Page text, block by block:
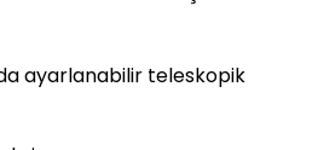
ayarlanabilir teleskopik